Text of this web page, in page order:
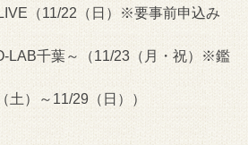
（11/22（日）※要事前申込み
LAB千葉～（11/23（月・祝）※鑑
土）～11/29（日））